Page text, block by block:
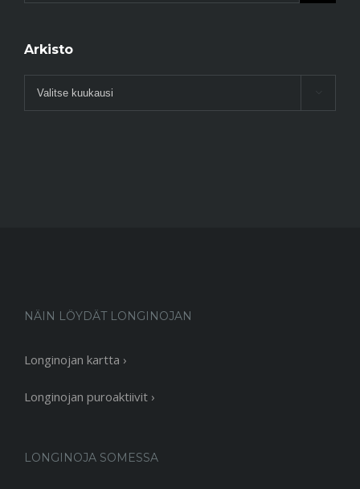
Arkisto
Arkisto
NÄIN LÖYDÄT LONGINOJAN
Longinojan kartta ›
Longinojan puroaktiivit ›
LONGINOJA SOMESSA